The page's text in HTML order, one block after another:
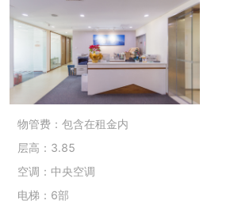
物管费：包含在租金内
层高：3.85
空调：中央空调
电梯：6部